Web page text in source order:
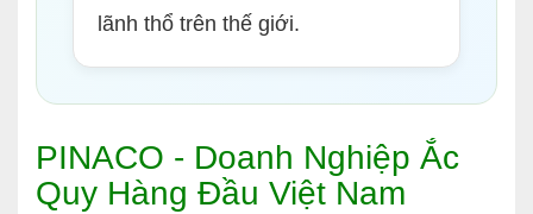
lãnh thổ trên thế giới.
PINACO - Doanh Nghiệp Ắc
Quy Hàng Đầu Việt Nam